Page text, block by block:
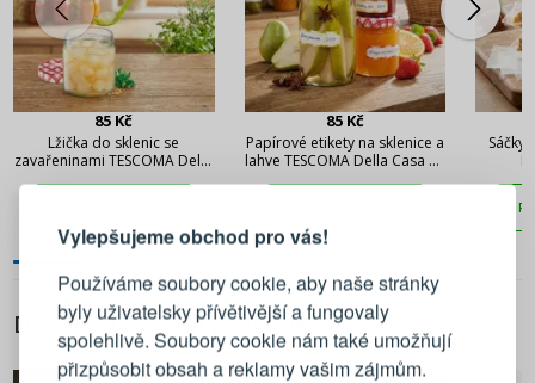
Vylepšujeme obchod pro vás!
Používáme soubory cookie, aby naše stránky
byly uživatelsky přívětivější a fungovaly
spolehlivě. Soubory cookie nám také umožňují
přizpůsobit obsah a reklamy vašim zájmům.
85 Kč
Lžička do sklenic se
zavařeninami TESCOMA Della
85 Kč
Papírové etikety na sklenice a
lahve TESCOMA Della Casa 24
Sáčky
DALŠÍ Z TÉTO KATEGORIE
PŘIHLÁŠENÍ REGISTRACE
Přihlaste se ke svému účtu
Emailová adresa